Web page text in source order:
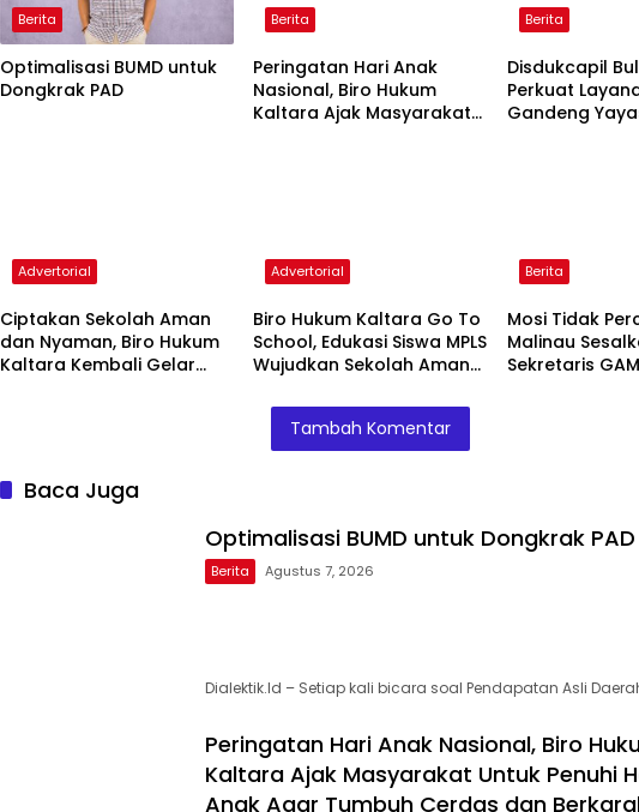
Berita
Optimalisasi BUMD untuk
Dongkrak PAD
Berita
Peringatan Hari Anak
Nasional, Biro Hukum
Kaltara Ajak Masyarakat
Berita
Disdukcapil
Perkuat
Gandeng
Advertorial
Ciptakan Sekolah Aman
dan Nyaman, Biro Hukum
Kaltara Kembali Gelar
Advertorial
Biro Hukum Kaltara Go To
School, Edukasi Siswa MPLS
Wujudkan Sekolah Aman
Berita
Mosi Tidak
Malinau
Sekretaris
Tambah Komentar
Baca Juga
Optimalisasi BUMD untuk Dongkrak PAD
Berita Agustus 7, 2026
Dialektik.Id – Setiap kali bicara soal Pendapatan Asli
Peringatan Hari Anak Nasional, Biro
Kaltara Ajak Masyarakat Untuk Penuhi
Anak Agar Tumbuh Cerdas dan